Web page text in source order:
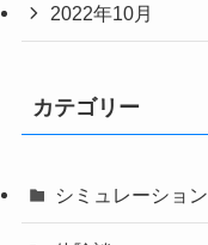
2022年10月
カテゴリー
シミュレーション